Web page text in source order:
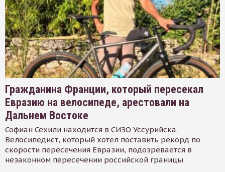
Гражданина Франции, который пересекал
Евразию на велосипеде, арестовали на
Дальнем Востоке
Софиан Сехили находится в СИЗО Уссурийска.
Велосипедист, который хотел поставить рекорд по
скорости пересечения Евразии, подозревается в
незаконном пересечении российской границы